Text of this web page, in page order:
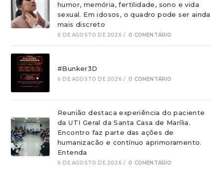
humor, memória, fertilidade, sono e vida
sexual. Em idosos, o quadro pode ser ainda
mais discreto
6 DE AGOSTO DE 2026 / 0 COMENTÁRIO
#Bunker3D
6 DE AGOSTO DE 2026 / 0 COMENTÁRIO
Reunião destaca experiência do paciente
da UTI Geral da Santa Casa de Marília.
Encontro faz parte das ações de
humanizacão e contínuo aprimoramento.
Entenda
6 DE AGOSTO DE 2026 / 0 COMENTÁRIO